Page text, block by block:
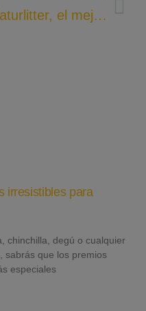
Naturlitter, el mejor lecho higiénico para Conejos
irresistibles para
chinchilla, degú o cualquier
sabrás que los premios
especiales